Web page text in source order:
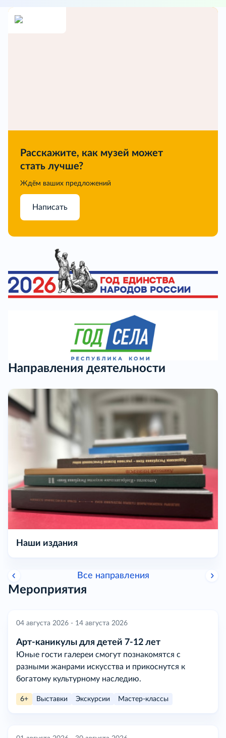
Расскажите, как музей может
стать лучше?
Ждём ваших предложений
Написать
Направления деятельности
Наши издания
Все направления
Мероприятия
04 августа 2026 - 14 августа 2026
Арт-каникулы для детей 7-12 лет
Юные гости галереи смогут познакомятся с
разными жанрами искусства и прикоснутся к
богатому культурному наследию.
6+ Выставки Экскурсии Мастер-классы